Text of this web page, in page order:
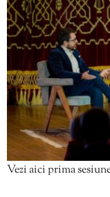
Vezi aici prima